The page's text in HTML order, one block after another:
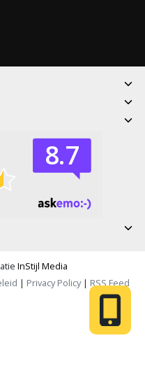
InStijl Media
| Privacy Policy| RSS Feed